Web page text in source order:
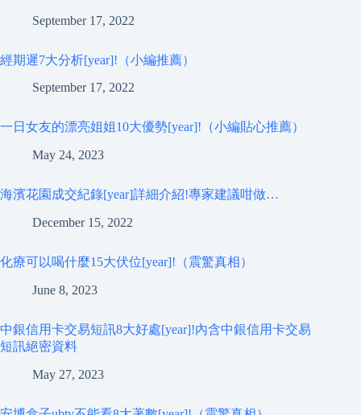
September 17, 2022
經期遲7大分析[year]!（小編推薦）
September 17, 2022
一日女友的漂亮姐姐10大優勢[year]!（小編貼心推薦）
May 24, 2023
海濱花園成交紀錄[year]詳細介紹!專家建議咁做…
December 15, 2022
化療可以喝什麼15大伏位[year]!（震驚真相）
June 8, 2023
中銀信用卡交易短訊8大好處[year]!內含中銀信用卡交易
短訊絕密資料
May 27, 2023